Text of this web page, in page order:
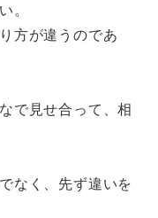
。
方が違うのであ
で見せ合って、相
なく、先ず違いを